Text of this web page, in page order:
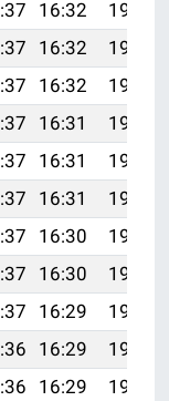
16:32
19:53
16:32
19:52
16:32
19:51
16:31
19:50
16:31
19:49
16:31
19:48
16:30
19:47
16:30
19:46
16:29
19:45
16:29
19:44
16:29
19:42